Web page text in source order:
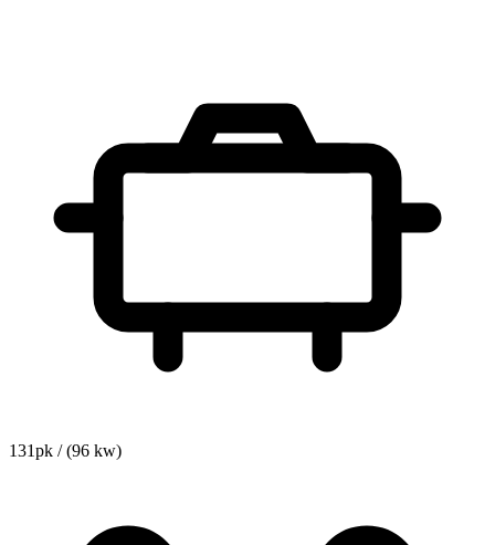
131pk / (96 kw)